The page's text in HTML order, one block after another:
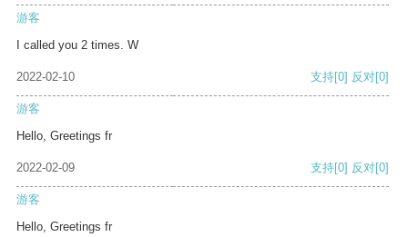
游客
I called you 2 times. W
2022-02-10 支持[0] 反对[0]
游客
Hello, Greetings fr
2022-02-09 支持[0] 反对[0]
游客
Hello, Greetings fr